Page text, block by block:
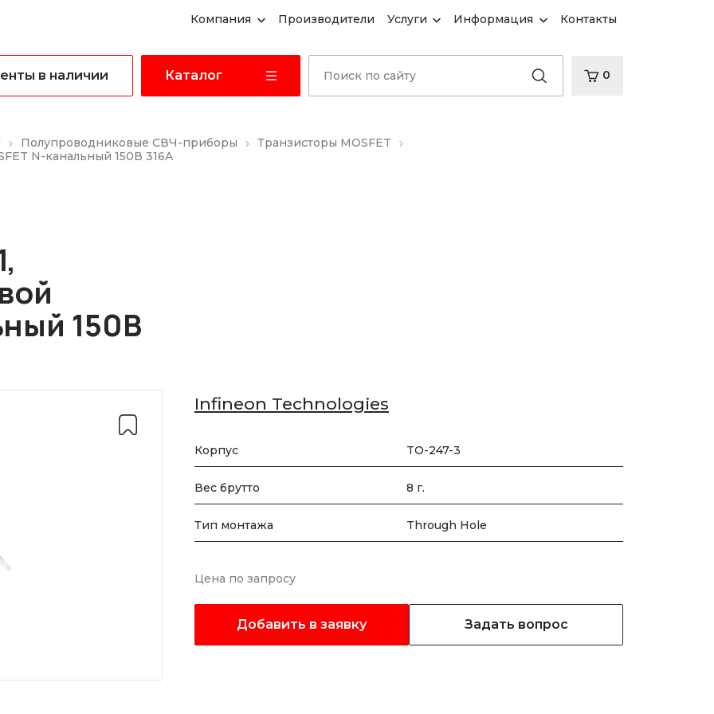
Компания Производители Услуги Информация Контакты
в наличии Каталог 0
Полупроводниковые СВЧ-приборы
Транзисторы MOSFET
N-канальный 150В 316A
150В
Infineon Technologies
Корпус TO-247-3
Вес брутто 8 г.
Тип монтажа Through Hole
Цена по запросу
Добавить в заявку Задать вопрос